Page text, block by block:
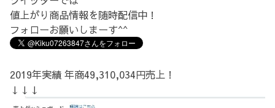
値上がり商品情報を随時配信中！
フォローお願いしまーす^^
2019年実績 年商49,310,034円売上！
↓↓↓